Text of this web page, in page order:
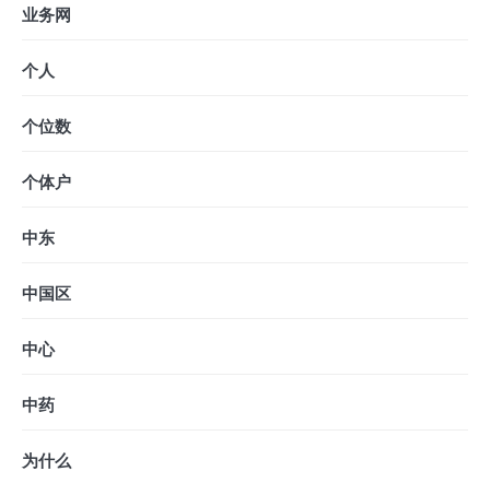
业务网
个人
个位数
个体户
中东
中国区
中心
中药
为什么